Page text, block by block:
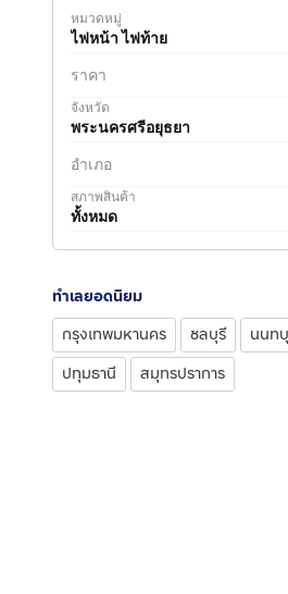
หมวดหมู่
ไฟหน้า ไฟท้าย
ราคา
จังหวัด
พระนครศรีอยุธยา
อำเภอ
สภาพสินค้า
ทั้งหมด
ทำเลยอดนิยม
กรุงเทพมหานคร
ชลบุรี
นนท
ปทุมธานี
สมุทรปราการ